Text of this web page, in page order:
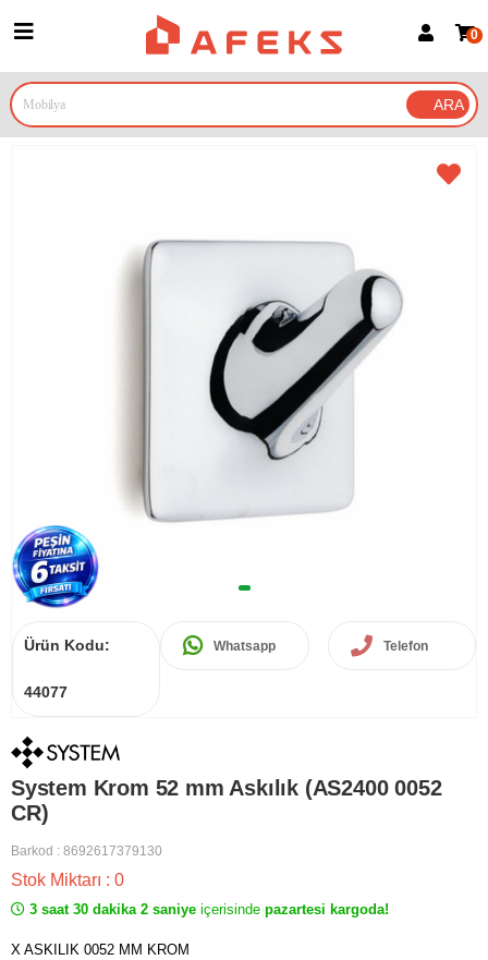
Google İle Bağlan
0
Ürün Kodu:
44077
Whatsapp Telefon
System Krom 52 mm Askılık (AS2400 0052
CR)
Barkod : 8692617379130
Stok Miktarı : 0
3 saat 30 dakika 2 saniye içerisinde pazartesi kargoda!
X ASKILIK 0052 MM KROM